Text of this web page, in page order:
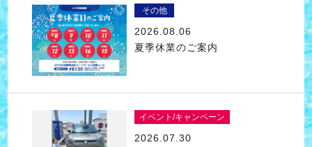
その他
2026.08.06
夏季休業のご案内
イベント/キャンペーン
2026.07.30